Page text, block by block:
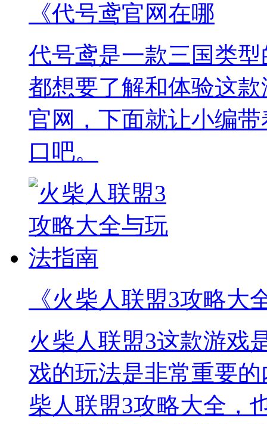
《代号鸢官网在哪
代号鸢是一款三国类
都想要了解和体验这
官网，下面就让小编
口吧。
《火柴人联盟3攻略大
火柴人联盟3这款游戏
戏的玩法是非常重要
柴人联盟3攻略大全，